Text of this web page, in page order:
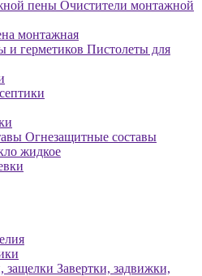
Очистители монтажной
монтажная
Пистолеты для
Огнезащитные составы
жидкое
Завертки, задвижки,